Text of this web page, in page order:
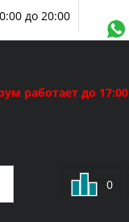
до 20:00
работает до 17:00
0